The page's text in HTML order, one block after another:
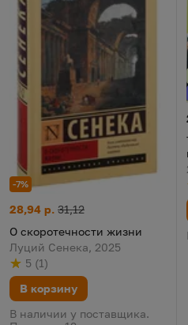
-7%
О скоротечности жизни
Цена:
28,94 р.
Старая цена:
31,12
О скоротечности жизни
Луций Сенека, 2025
Рейтинг
5
из 5 (
по результату
1
голосов)
В корзину
В наличии у поставщика.